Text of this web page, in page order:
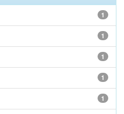
1
1
1
1
1